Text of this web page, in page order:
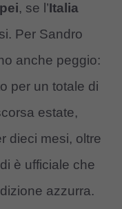
, se l’Italia
Per Sandro
anche peggio:
per un totale di
estate,
dieci mesi, oltre
è ufficiale che
azzurra.